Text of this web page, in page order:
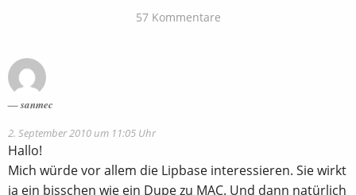
57 Kommentare
sanmec
2. September 2010 um 11:05 Uhr
Hallo!
Mich würde vor allem die Lipbase interessieren. Sie wirkt
ja ein bisschen wie ein Dupe zu MAC. Und dann natürlich